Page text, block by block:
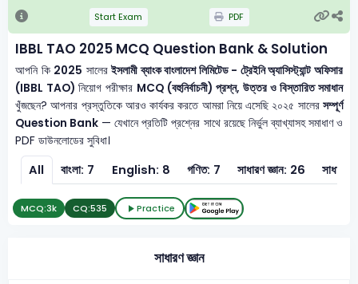
Start Exam PDF
IBBL TAO 2025 MCQ Question Bank & Solution
আপনি কি 2025 সালেরইসলামী ব্যাংক বাংলাদেশ লিমিটেড - ট্রেইনি অ্যাসিস্ট্যান্ট অফিসার
(IBBL TAO)নিয়োগ পরীক্ষার MCQ (বহুনির্বাচনী) প্রশ্ন, উত্তর ও বিস্তারিত সমাধান
খুঁজছেন? আপনার প্রস্তুতিকে আরও কার্যকর করতে আমরা নিয়ে এসেছি ২০২৫ সালের সম্পূর্ণ
Question Bank — যেখানে প্রতিটি প্রশ্নের সাথে রয়েছে নির্ভুল ব্যাখ্যাসহ সমাধাণ ও
PDF ডাউনলোডের সুবিধা।
All বাংলা: 7 English: 8 গণিত: 7 সাধারণ জ্ঞান: 26 সাধারণ
MCQ:3k CQ:535 Practice
সাধারণ জ্ঞান